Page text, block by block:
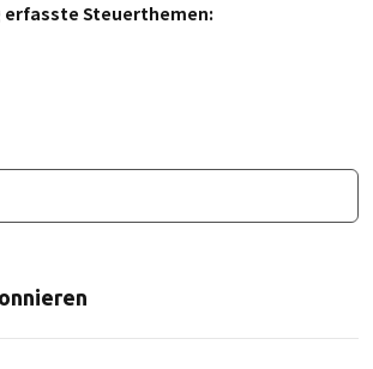
erfasste Steuerthemen: